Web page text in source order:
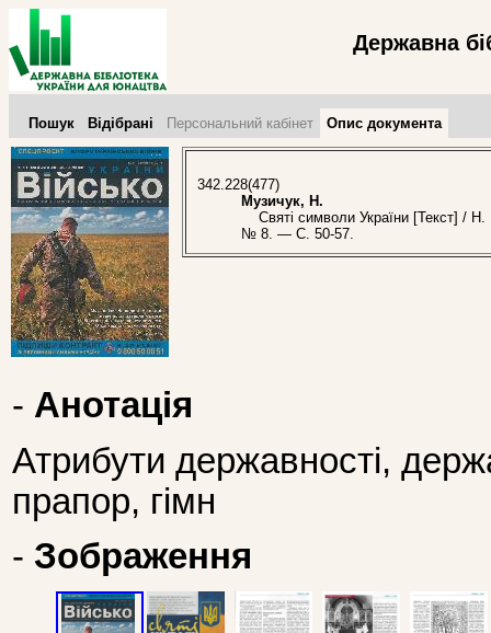
Державна
Пошук Відібрані Персональний кабінет Опис документа
342.228(477)
Музичук, Н.
Святі символи України [Текст] /
№ 8. — С. 50-57.
- Анотація
Атрибути державності,
прапор, гімн
- Зображення